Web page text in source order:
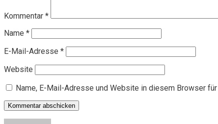
Kommentar *
Name *
E-Mail-Adresse *
Website
Name, E-Mail-Adresse und Website in diesem Browser